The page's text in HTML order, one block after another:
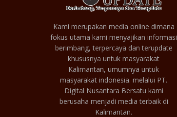
Kami merupakan media online dimana
fokus utama kami menyajikan informasi
berimbang, terpercaya dan terupdate
khususnya untuk masyarakat
Kalimantan, umumnya untuk
masyarakat indonesia. melalui PT.
Digital Nusantara Bersatu kami
berusaha menjadi media terbaik di
Kalimantan.